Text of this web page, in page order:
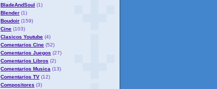
BladeAndSoul (1)
Blender (1)
Boudoir (159)
Cine (103)
Clasicos Youtube (4)
Comentarios Cine (52)
Comentarios Juegos (27)
Comentarios Libros (2)
Comentarios Musica (13)
Comentarios TV (12)
Compositores (3)